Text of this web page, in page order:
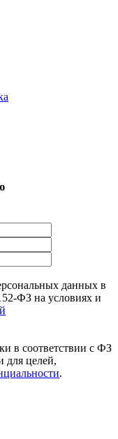
данных в
ФЗ на условиях и
в соответствии с ФЗ
для целей,
.